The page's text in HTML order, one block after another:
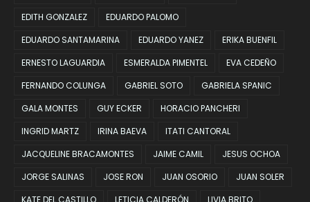
EDITH GONZALEZ
EDUARDO PALOMO
EDUARDO SANTAMARINA
EDUARDO YANEZ
ERIKA BUENFIL
ERNESTO LAGUARDIA
ESMERALDA PIMENTEL
EVA CEDEÑO
FERNANDO COLUNGA
GABRIEL SOTO
GABRIELA SPANIC
GALA MONTES
GUY ECKER
HORACIO PANCHERI
INGRID MARTZ
IRINA BAEVA
ITATI CANTORAL
JACQUELINE BRACAMONTES
JAIME CAMIL
JESUS OCHOA
JORGE SALINAS
JOSE RON JUAN OSORIO
JUAN SOLER